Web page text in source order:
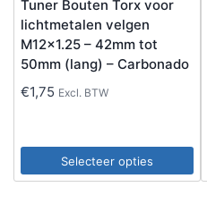
Tuner Bouten Torx voor
lichtmetalen velgen
M12x1.25 – 42mm tot
50mm (lang) – Carbonado
€1,75 Excl. BTW
Selecteer opties
Dit